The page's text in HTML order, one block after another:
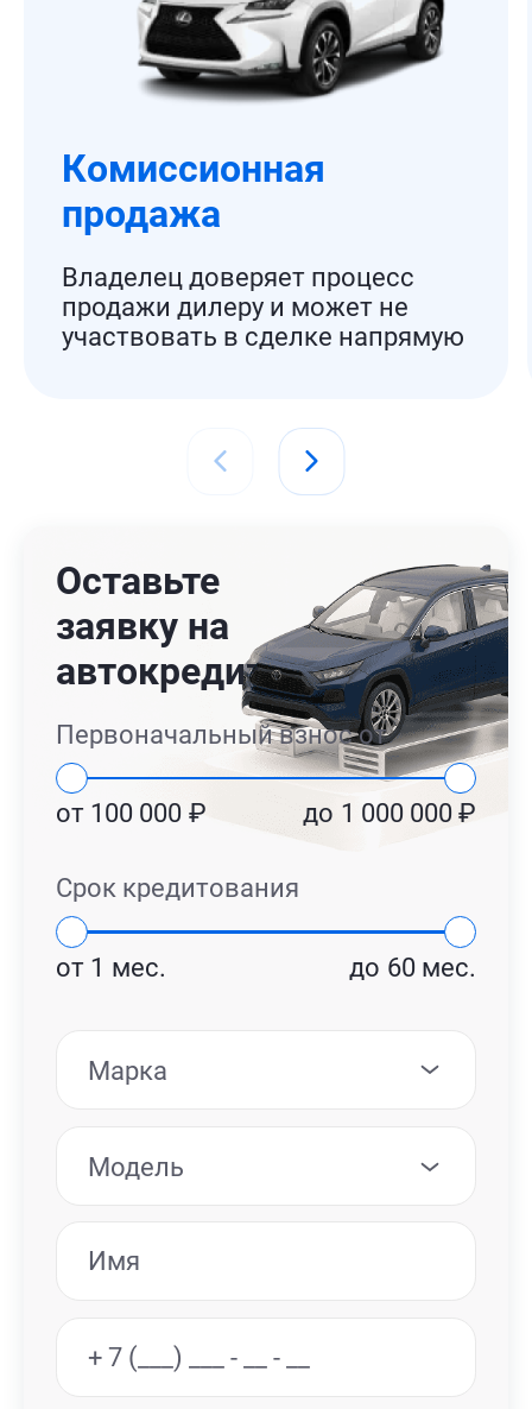
Комиссионная
продажа
Владелец доверяет процесс
продажи дилеру и может не
участвовать в сделке напрямую
Оставьте
заявку на
автокредит
Первоначальный взнос от
от 100 000 ₽ до 1 000 000 ₽
Срок кредитования
от 1 мес. до 60 мес.
Марка
Модель